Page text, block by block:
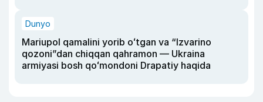
Dunyo
Mariupol qamalini yorib oʻtgan va “Izvarino
qozoni”dan chiqqan qahramon — Ukraina
armiyasi bosh qoʻmondoni Drapatiy haqida